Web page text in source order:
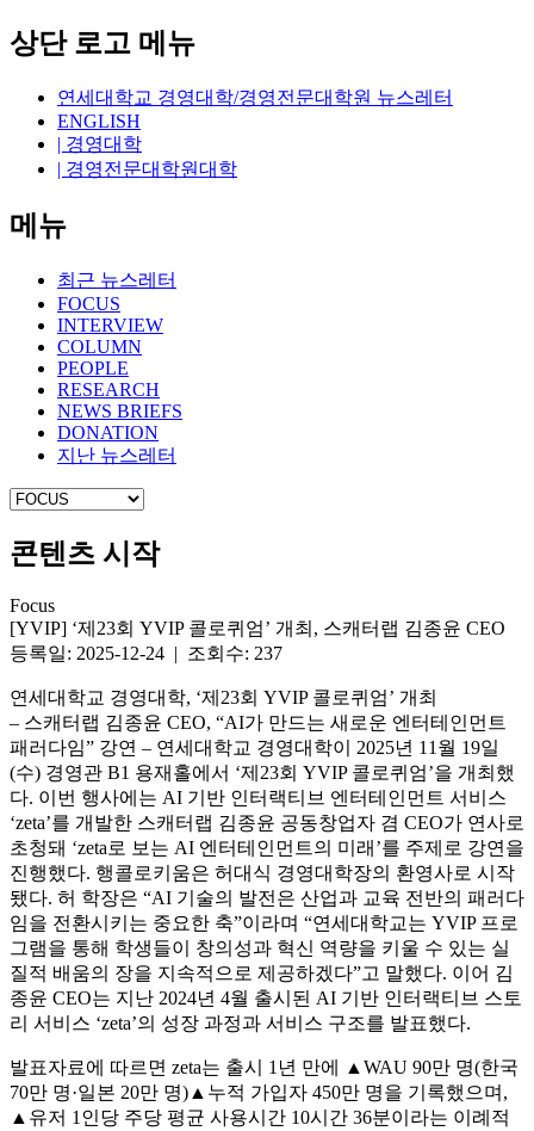
상단 로고 메뉴
연세대학교 경영대학/경영전문대학원 뉴스레터
ENGLISH
| 경영대학
| 경영전문대학원대학
메뉴
최근 뉴스레터
FOCUS
INTERVIEW
COLUMN
PEOPLE
RESEARCH
NEWS BRIEFS
DONATION
지난 뉴스레터
콘텐츠 시작
Focus
[YVIP] ‘제23회 YVIP 콜로퀴엄’ 개최, 스캐터랩 김종윤 CEO
등록일: 2025-12-24 | 조회수: 237
연세대학교 경영대학, ‘제23회 YVIP 콜로퀴엄’ 개최
– 스캐터랩 김종윤 CEO, “AI가 만드는 새로운 엔터테인먼트
패러다임” 강연 – 연세대학교 경영대학이 2025년 11월 19일
(수) 경영관 B1 용재홀에서 ‘제23회 YVIP 콜로퀴엄’을 개최했
다. 이번 행사에는 AI 기반 인터랙티브 엔터테인먼트 서비스
‘zeta’를 개발한 스캐터랩 김종윤 공동창업자 겸 CEO가 연사로
초청돼 ‘zeta로 보는 AI 엔터테인먼트의 미래’를 주제로 강연을
진행했다. 행콜로키움은 허대식 경영대학장의 환영사로 시작
됐다. 허 학장은 “AI 기술의 발전은 산업과 교육 전반의 패러다
임을 전환시키는 중요한 축”이라며 “연세대학교는 YVIP 프로
그램을 통해 학생들이 창의성과 혁신 역량을 키울 수 있는 실
질적 배움의 장을 지속적으로 제공하겠다”고 말했다. 이어 김
종윤 CEO는 지난 2024년 4월 출시된 AI 기반 인터랙티브 스토
리 서비스 ‘zeta’의 성장 과정과 서비스 구조를 발표했다.
발표자료에 따르면 zeta는 출시 1년 만에 ▲WAU 90만 명(한국
70만 명·일본 20만 명)▲누적 가입자 450만 명을 기록했으며,
▲유저 1인당 주당 평균 사용시간 10시간 36분이라는 이례적